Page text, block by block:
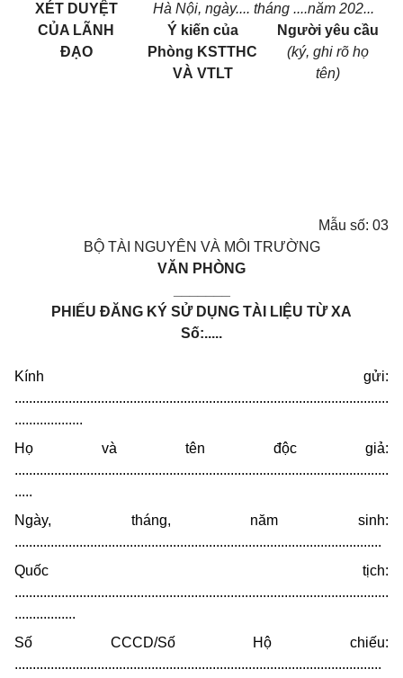
XÉT DUYỆT
CỦA LÃNH
ĐẠO
Hà Nội, ngày.... tháng ....năm 202...
Ý kiến của
Phòng KSTTHC
VÀ VTLT
Người yêu cầu
(ký, ghi rõ họ
tên)
Mẫu số: 03
BỘ TÀI NGUYÊN VÀ MÔI TRƯỜNG
VĂN PHÒNG
PHIẾU ĐĂNG KÝ SỬ DỤNG TÀI LIỆU TỪ XA
Số:.....
Kính gửi:
........................................................................................................
...................
Họ và tên độc giả:
........................................................................................................
.....
Ngày, tháng, năm sinh:
......................................................................................................
Quốc tịch:
........................................................................................................
.................
Số CCCD/Số Hộ chiếu:
......................................................................................................